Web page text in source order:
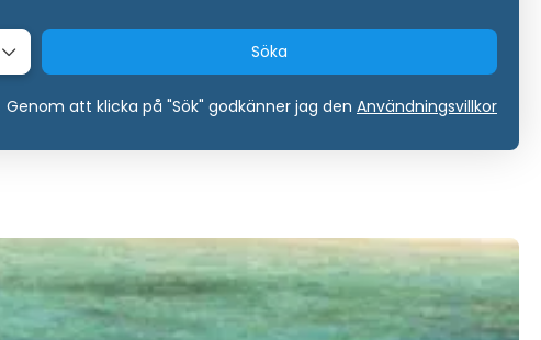
Söka
Genom att klicka på "Sök" godkänner jag den Användningsvillkor